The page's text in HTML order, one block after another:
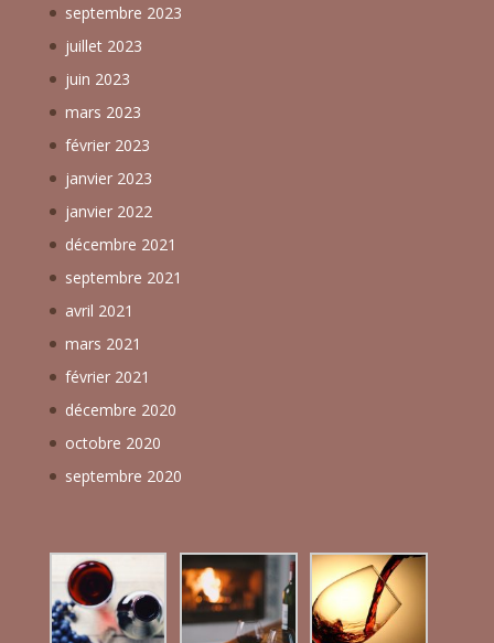
septembre 2023
juillet 2023
juin 2023
mars 2023
février 2023
janvier 2023
janvier 2022
décembre 2021
septembre 2021
avril 2021
mars 2021
février 2021
décembre 2020
octobre 2020
septembre 2020